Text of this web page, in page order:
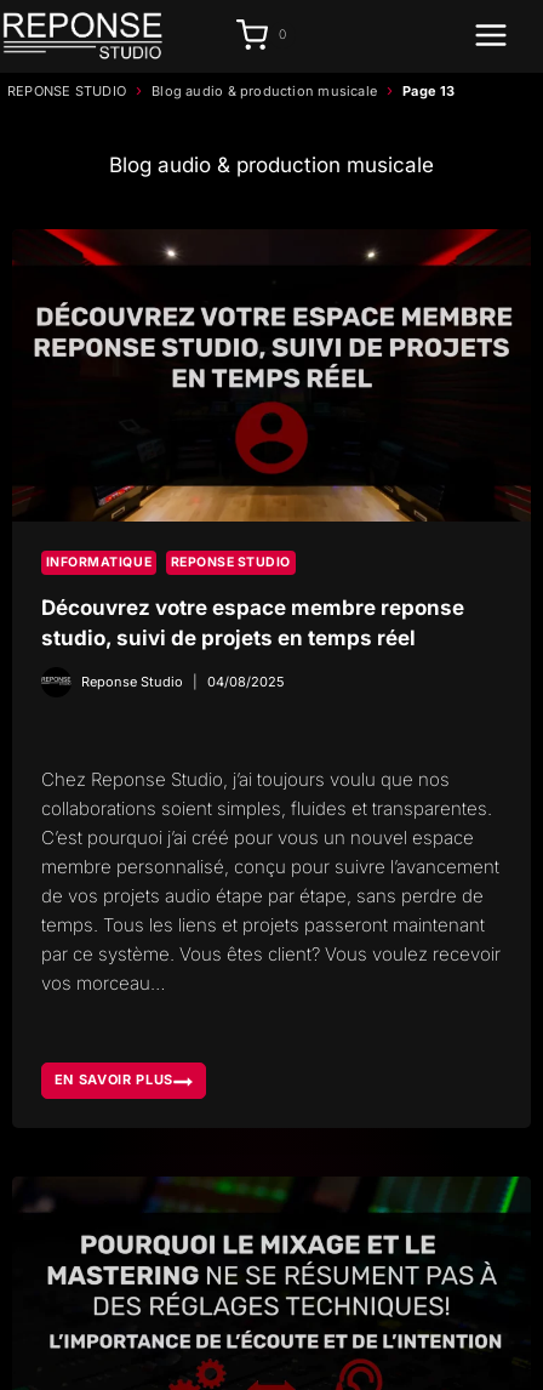
Aller
au
0
REPONSE STUDIO › Blog audio & production musicale › Page 13
Blog audio & production musicale
INFORMATIQUE REPONSE STUDIO
Découvrez votre espace membre reponse
studio, suivi de projets en temps réel
Reponse Studio 04/08/2025
Chez Reponse Studio, j’ai toujours voulu que nos
collaborations soient simples, fluides et transparentes.
C’est pourquoi j’ai créé pour vous un nouvel espace
membre personnalisé, conçu pour suivre l’avancement
de vos projets audio étape par étape, sans perdre de
temps. Tous les liens et projets passeront maintenant
par ce système. Vous êtes client? Vous voulez recevoir
vos morceau…
EN SAVOIR PLUS
DÉCOUVREZ
VOTRE
RÉEL